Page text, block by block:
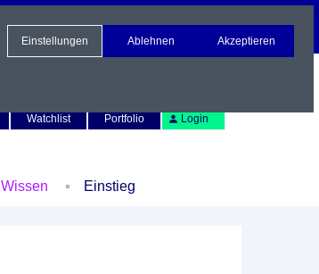
Watchlist Portfolio Login
Wissen Einstieg
Einstellungen Ablehnen Akzeptieren